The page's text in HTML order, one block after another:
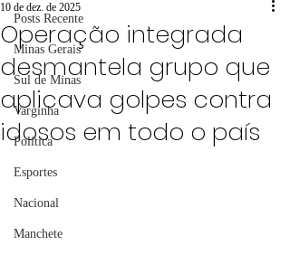
Posts Recente
Minas Gerais
Sul de Minas
Varginha
Política
Esportes
Nacional
Manchete
Operação integrada
desmantela grupo que
aplicava golpes contra
idosos em todo o país
10 de dez. de 2025